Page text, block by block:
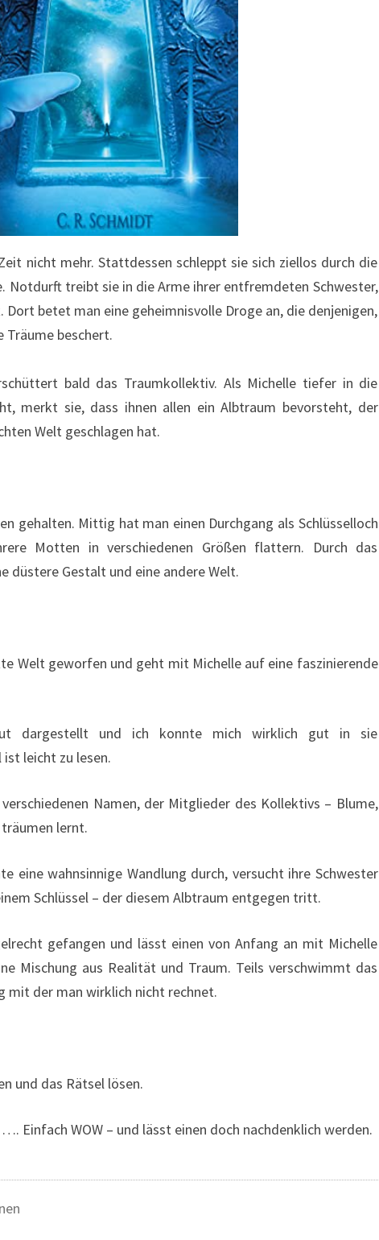
nicht mehr. Stattdessen schleppt sie sich ziellos durch die
Notdurft treibt sie in die Arme ihrer entfremdeten Schwester,
Dort betet man eine geheimnisvolle Droge an, die denjenigen,
Träume beschert.
bald das Traumkollektiv. Als Michelle tiefer in die
merkt sie, dass ihnen allen ein Albtraum bevorsteht, der
Welt geschlagen hat.
gehalten. Mittig hat man einen Durchgang als Schlüsselloch
Motten in verschiedenen Größen flattern. Durch das
düstere Gestalt und eine andere Welt.
Welt geworfen und geht mit Michelle auf eine faszinierende
dargestellt und ich konnte mich wirklich gut in sie
leicht zu lesen.
Namen, der Mitglieder des Kollektivs – Blume,
lernt.
eine wahnsinnige Wandlung durch, versucht ihre Schwester
Schlüssel – der diesem Albtraum entgegen tritt.
gefangen und lässt einen von Anfang an mit Michelle
Mischung aus Realität und Traum. Teils verschwimmt das
mit der man wirklich nicht rechnet.
und das Rätsel lösen.
Einfach WOW – und lässt einen doch nachdenklich werden.